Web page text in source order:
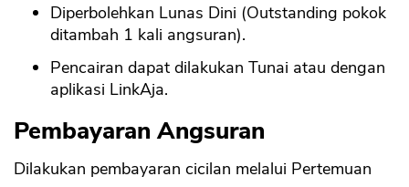
Diperbolehkan Lunas Dini (Outstanding pokok
ditambah 1 kali angsuran).
Pencairan dapat dilakukan Tunai atau dengan
aplikasi LinkAja.
Pembayaran Angsuran
Dilakukan pembayaran cicilan melalui Pertemuan